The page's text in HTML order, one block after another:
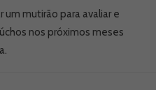
um mutirão para avaliar e
nos próximos meses